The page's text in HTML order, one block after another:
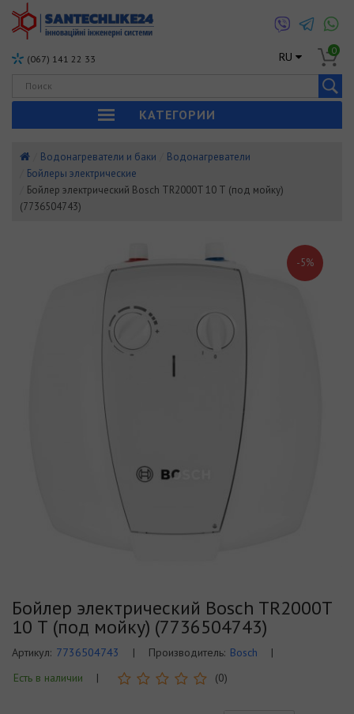
(067) 141 22 33 RU 0
КАТЕГОРИИ
Водонагреватели и баки
Водонагреватели
Бойлеры электрические
Бойлер электрический Bosch TR2000T 10 Т (под мойку)
(7736504743)
-5%
Бойлер электрический Bosch TR2000T
10 Т (под мойку) (7736504743)
Артикул: 7736504743 | Производитель: Bosch
|
Есть в наличии
| (0)